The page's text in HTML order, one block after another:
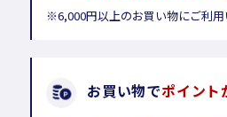
※6,000円以上のお買い物にご利用
お買い物でポイント